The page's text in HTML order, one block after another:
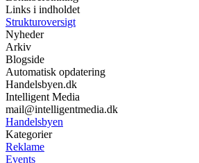
Links i indholdet
Strukturoversigt
Nyheder
Arkiv
Blogside
Automatisk opdatering
Handelsbyen.dk
Intelligent Media
mail@intelligentmedia.dk
Handelsbyen
Kategorier
Reklame
Events